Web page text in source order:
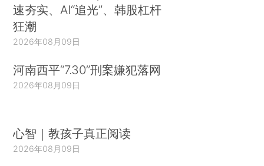
速夯实、AI“追光”、韩股杠杆
狂潮
2026年08月09日
河南西平“7.30”刑案嫌犯落网
2026年08月09日
心智｜教孩子真正阅读
2026年08月09日